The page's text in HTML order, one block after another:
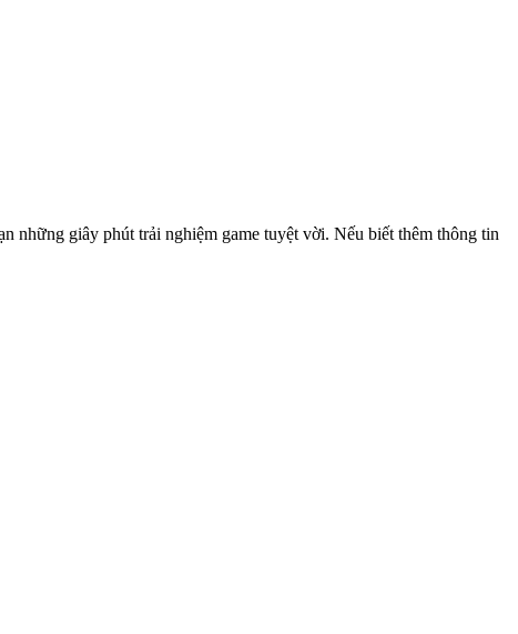
những giây phút trải nghiệm game tuyệt vời. Nếu biết thêm thông tin